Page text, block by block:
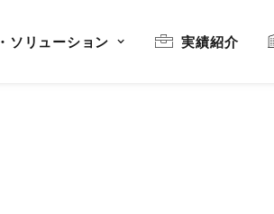
ソリューション 実績紹介